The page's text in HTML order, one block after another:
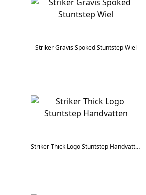
Striker Gravis Spoked Stuntstep Wiel
Striker Thick Logo Stuntstep Handvatten